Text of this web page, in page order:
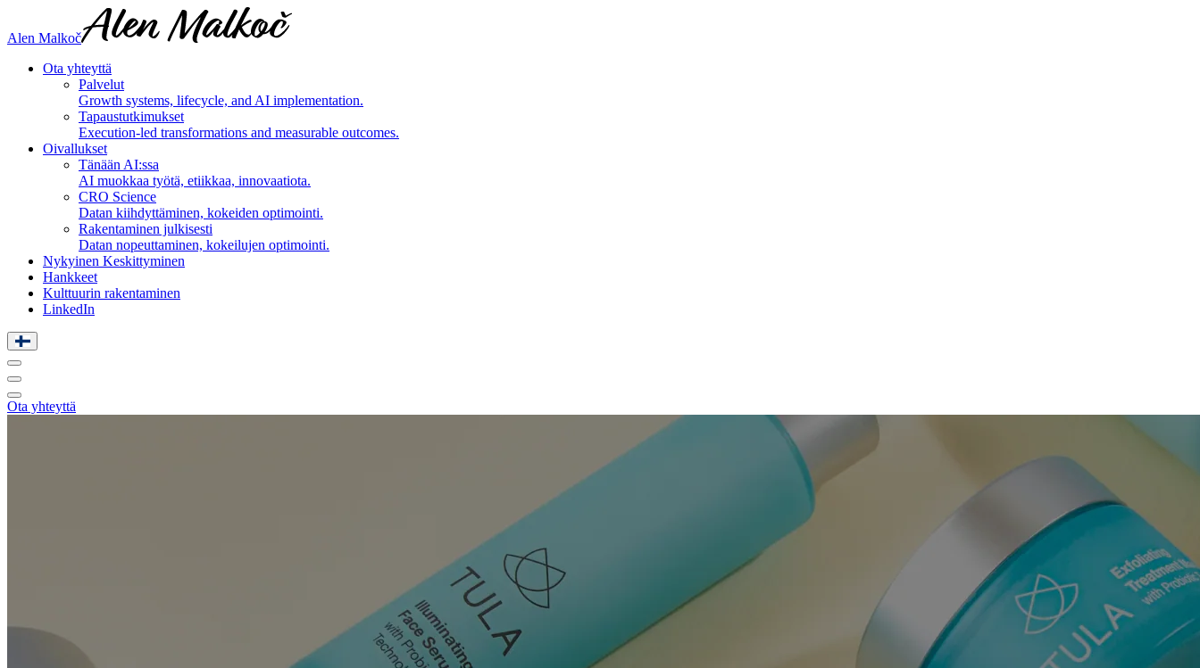
Alen Malkoč
Ota yhteyttä
Palvelut
Growth systems, lifecycle, and AI implementation.
Tapaustutkimukset
Execution-led transformations and measurable outcomes.
Oivallukset
Tänään AI:ssa
AI muokkaa työtä, etiikkaa, innovaatiota.
CRO Science
Datan kiihdyttäminen, kokeiden optimointi.
Rakentaminen julkisesti
Datan nopeuttaminen, kokeilujen optimointi.
Nykyinen Keskittyminen
Hankkeet
Kulttuurin rakentaminen
LinkedIn
Ota yhteyttä